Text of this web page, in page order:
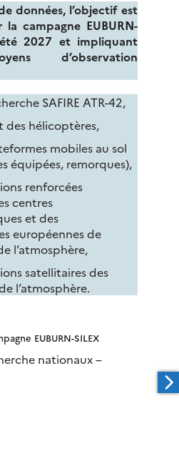
données, l’objectif est
campagne EUBURN-
2027 et impliquant
d’observation
SAFIRE ATR-42,
des hélicoptères,
mobiles au sol
équipées, remorques),
renforcées
centres
et des
européennes de
l’atmosphère,
satellitaires des
l’atmosphère.
EUBURN-SILEX
nationaux –